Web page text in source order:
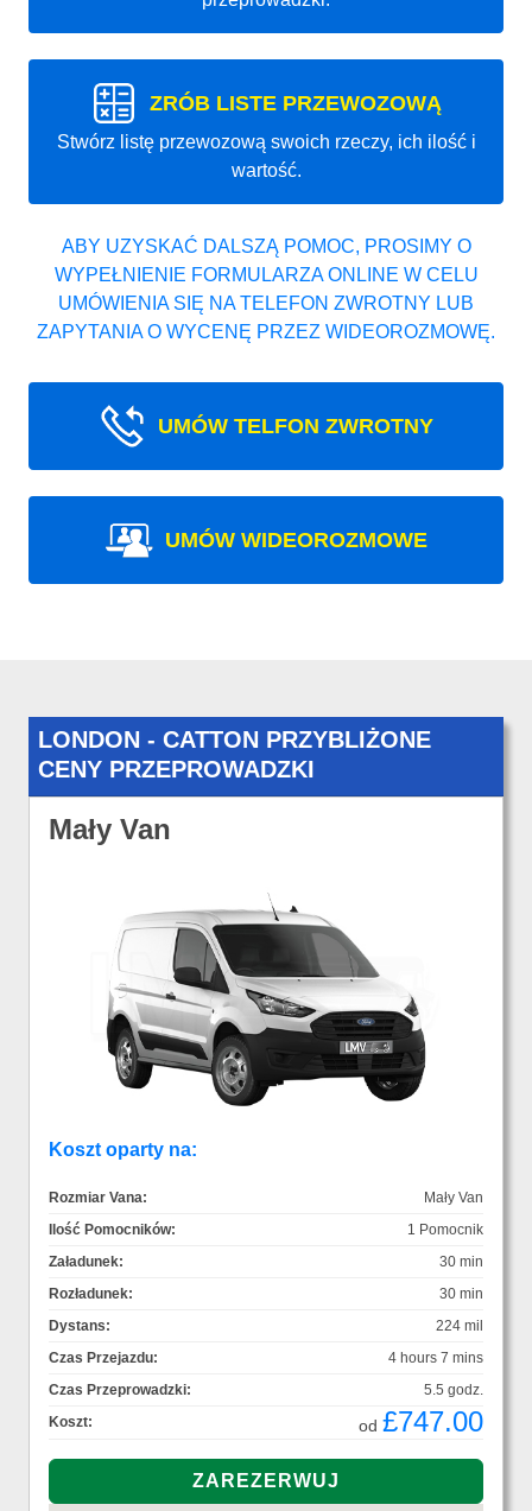
ZRÓB LISTE PRZEWOZOWĄ
Stwórz listę przewozową swoich rzeczy, ich ilość i
wartość.
ABY UZYSKAĆ DALSZĄ POMOC, PROSIMY O
WYPEŁNIENIE FORMULARZA ONLINE W CELU
UMÓWIENIA SIĘ NA TELEFON ZWROTNY LUB
ZAPYTANIA O WYCENĘ PRZEZ WIDEOROZMOWĘ.
UMÓW TELFON ZWROTNY
UMÓW WIDEOROZMOWE
LONDON - CATTON PRZYBLIŻONE
CENY PRZEPROWADZKI
Mały Van
Koszt oparty na:
Rozmiar Vana:
Mały Van
Ilość Pomocników:
1 Pomocnik
Załadunek:
30 min
Rozładunek:
30 min
Dystans:
224 mil
Czas Przejazdu:
4 hours 7 mins
Czas Przeprowadzki:
5.5 godz.
Koszt:
od £747.00